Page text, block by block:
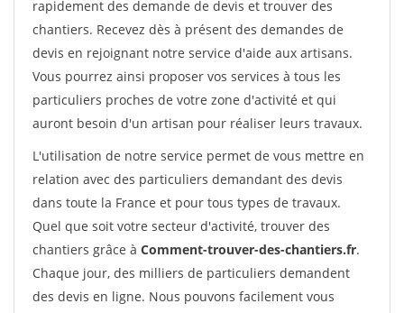
rapidement des demande de devis et trouver des
chantiers. Recevez dès à présent des demandes de
devis en rejoignant notre service d'aide aux artisans.
Vous pourrez ainsi proposer vos services à tous les
particuliers proches de votre zone d'activité et qui
auront besoin d'un artisan pour réaliser leurs travaux.
L'utilisation de notre service permet de vous mettre en
relation avec des particuliers demandant des devis
dans toute la France et pour tous types de travaux.
Quel que soit votre secteur d'activité, trouver des
chantiers grâce à Comment-trouver-des-chantiers.fr.
Chaque jour, des milliers de particuliers demandent
des devis en ligne. Nous pouvons facilement vous